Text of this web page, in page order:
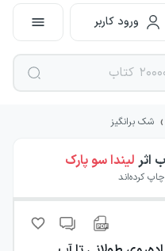
ورود کاربر
› شک برانگیز
اثر لیندا سو پارک
کرده‌اند